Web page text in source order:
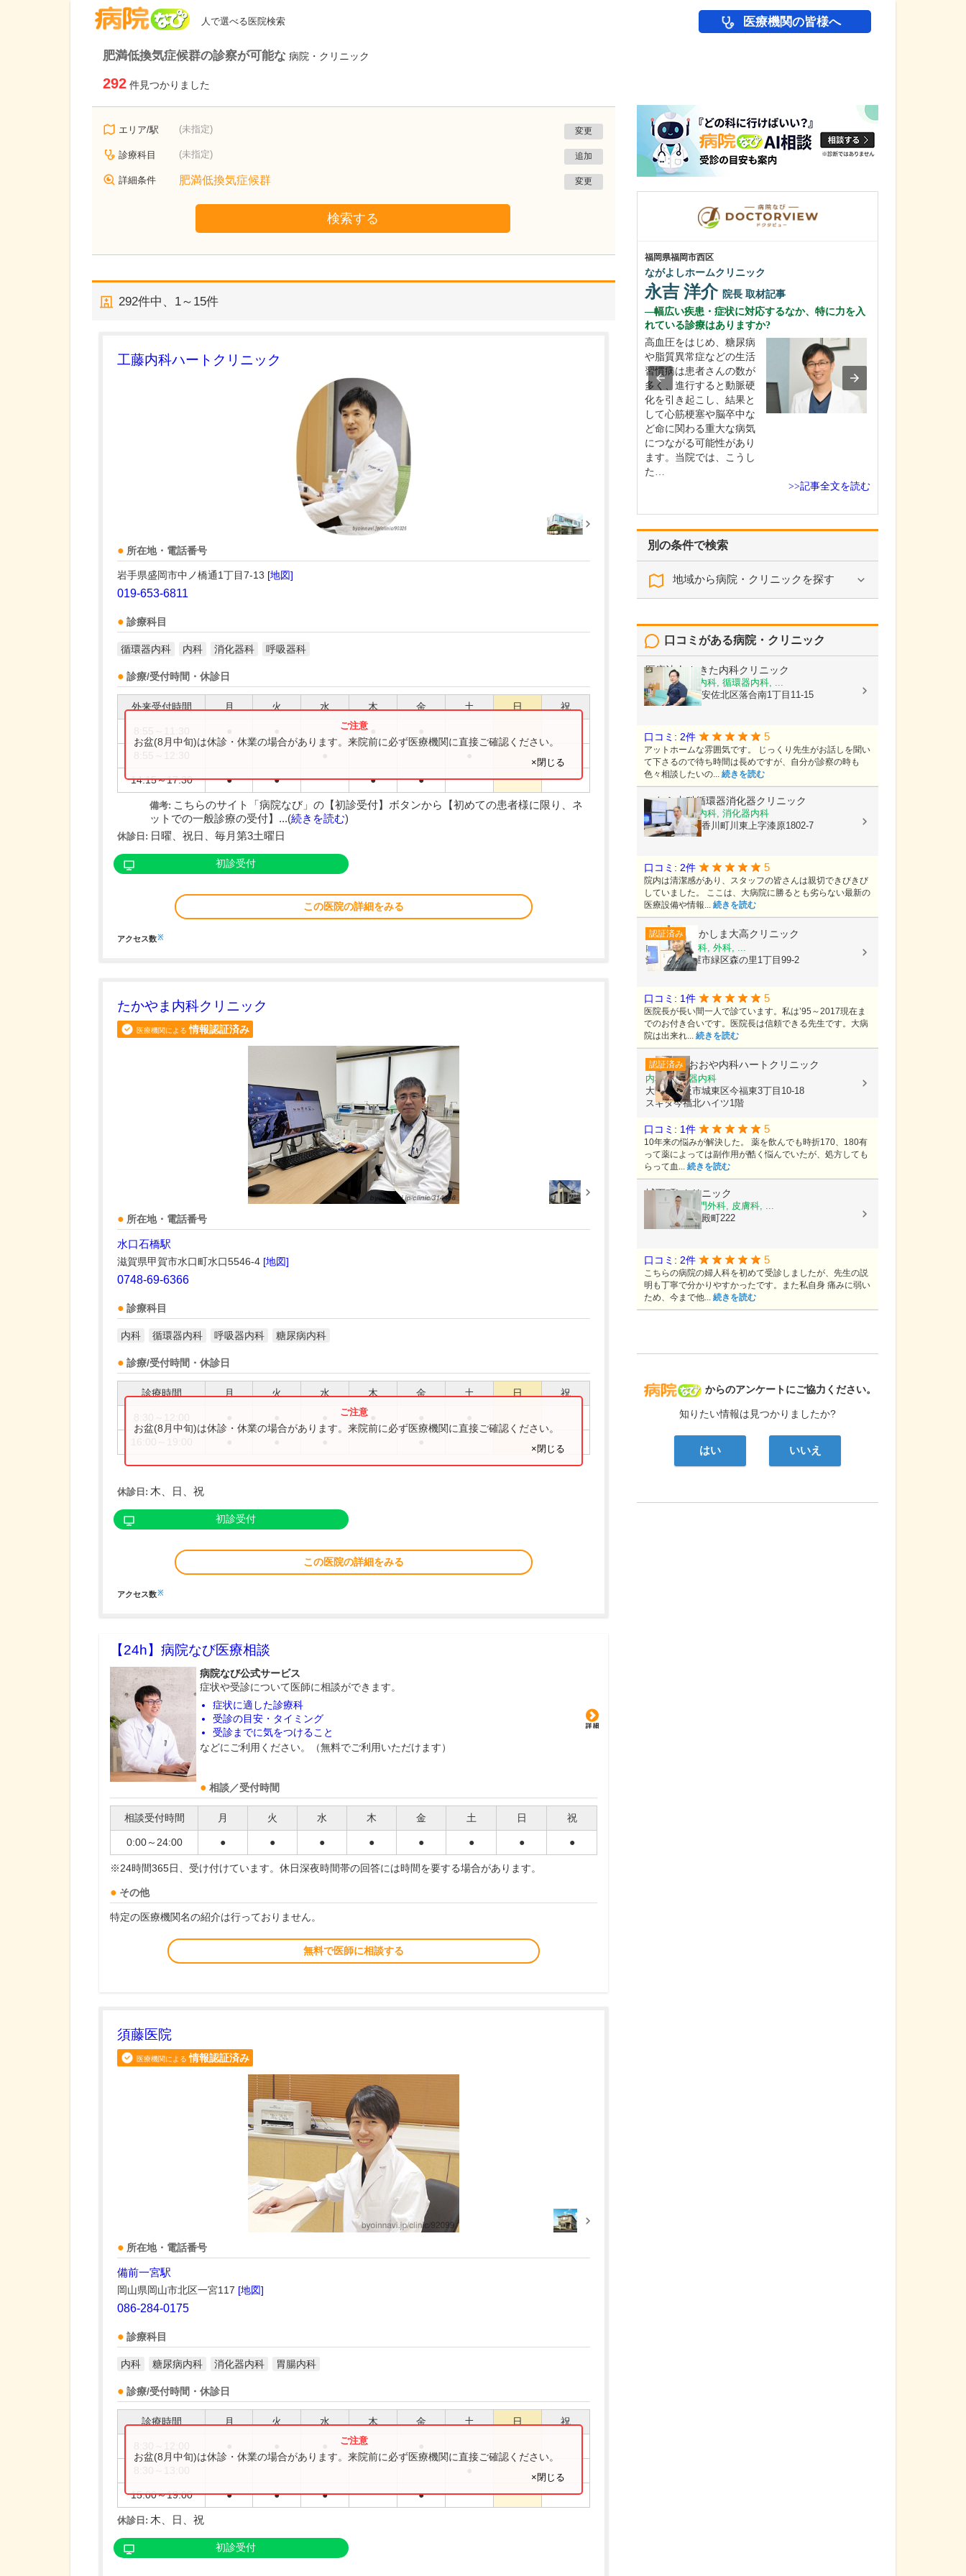
人で選べる医院検索 医療機関の皆様へ
肥満低換気症候群の診察が可能な 病院・クリニック
292 件見つかりました
エリア/駅 (未指定) 変更
診療科目 (未指定) 追加
詳細条件 肥満低換気症候群 変更
検索する
292件中、 1～15件
工藤内科ハートクリニック
所在地・電話番号
岩手県盛岡市中ノ橋通1丁目7-13 [地図]
019-653-6811
診療科目
循環器内科 内科 消化器科 呼吸器科
診療/受付時間・休診日
外来受付時間 月 火 水 木 金 土 日 祝
14:15～17:30 ● ● ● ●
お盆(8月中旬)は休診・休業の場合があります。来院前に必ず医療機関に直接ご確認ください。
×閉じる
備考: こちらのサイト「病院なび」の【初診受付】ボタンから【初めての患者様に限り、ネ
ットでの一般診療の受付】...(続きを読む)
休診日: 日曜、祝日、毎月第3土曜日
初診受付
この医院の詳細をみる
アクセス数※
たかやま内科クリニック
医療機関による 情報認証済み
所在地・電話番号
水口石橋駅
滋賀県甲賀市水口町水口5546-4 [地図]
0748-69-6366
診療科目
内科 循環器内科 呼吸器内科 糖尿病内科
診療/受付時間・休診日
診療時間 月 火 水 木 金 土 日 祝
お盆(8月中旬)は休診・休業の場合があります。来院前に必ず医療機関に直接ご確認ください。
×閉じる
休診日: 木、日、祝
初診受付
この医院の詳細をみる
アクセス数※
【24h】 病院なび医療相談
病院なび公式サービス
症状や受診について医師に相談ができます。
症状に適した診療科
受診の目安・タイミング
受診までに気をつけること
などにご利用ください。（無料でご利用いただけます）
相談／受付時間
相談受付時間 月 火 水 木 金 土 日 祝
0:00～24:00 ● ● ● ● ● ● ● ●
※24時間365日、受け付けています。休日深夜時間帯の回答には時間を要する場合があります。
その他
特定の医療機関名の紹介は行っておりません。
無料で医師に相談する
須藤医院
医療機関による 情報認証済み
所在地・電話番号
備前一宮駅
岡山県岡山市北区一宮117 [地図]
086-284-0175
診療科目
内科 糖尿病内科 消化器内科 胃腸内科
診療/受付時間・休診日
診療時間 月 火 水 木 金 土 日 祝
15:00～19:00 ● ● ● ●
お盆(8月中旬)は休診・休業の場合があります。来院前に必ず医療機関に直接ご確認ください。
×閉じる
休診日: 木、日、祝
初診受付
別の条件で検索
地域から病院・クリニックを探す
病院なび
からのアンケートにご協力ください。
知りたい情報は見つかりましたか?
はい いいえ
口コミがある病院・クリニック
医療法人 おきた内科クリニック
内科, 消化器内科, 循環器内科, ...
広島県広島市安佐北区落合南1丁目11-15
口コミ: 2件 5
アットホームな雰囲気です。 じっくり先生がお話しを聞い
て下さるので待ち時間は長めですが、自分が診察の時も
色々相談したいの... 続きを読む
のむら内科循環器消化器クリニック
内科, 循環器内科, 消化器内科
香川県高松市香川町川東上字漆原1802-7
口コミ: 2件 5
院内は清潔感があり、スタッフの皆さんは親切できびきび
していました。 ここは、大病院に勝るとも劣らない最新の
医療設備や情報... 続きを読む
認証済み なかしま大高クリニック
内科, 呼吸器科, 外科, ...
愛知県名古屋市緑区森の里1丁目99-2
口コミ: 1件 5
医院長が長い間一人で診ています。私は’95～2017現在ま
でのお付き合いです。医院長は信頼できる先生です。大病
院は出来れ... 続きを読む
認証済み おおや内科ハートクリニック
内科, 循環器内科
大阪府大阪市城東区今福東3丁目10-18
スギタ今福北ハイツ1階
口コミ: 1件 5
10年来の悩みが解決した。 薬を飲んでも時折170、180有
って薬によっては副作用が酷く悩んでいたが、処方しても
らって血... 続きを読む
城下町Lクリニック
乳腺外科, 肛門外科, 皮膚科, ...
島根県松江市殿町222
口コミ: 2件 5
こちらの病院の婦人科を初めて受診しましたが、先生の説
明も丁寧で分かりやすかったです。また私自身 痛みに弱い
ため、今まで他... 続きを読む
東京都中野区
療には特に力を入れてい
ます。難聴は原因によっ
て治療法が異なるため、
こに…
福岡県福岡市西区
ながよしホームクリニック
永吉 洋介 院長 取材記事
幅広い疾患・症状に対応するなか、特に力を入
れている診療はありますか?
高血圧をはじめ、糖尿病
や脂質異常症などの生活
習慣病は患者さんの数が
多く、進行すると動脈硬
化を引き起こし、結果と
して心筋梗塞や脳卒中な
ど命に関わる重大な病気
につながる可能性があり
ます。当院では、こうし
た…
>>記事全文を読む